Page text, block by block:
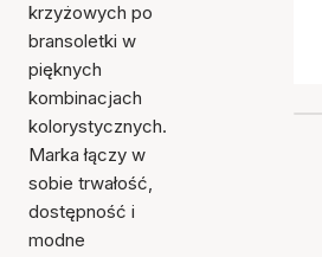
krzyżowych po
bransoletki w
pięknych
kombinacjach
kolorystycznych.
Marka łączy w
sobie trwałość,
dostępność i
modne